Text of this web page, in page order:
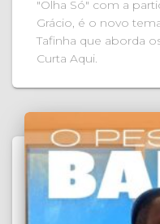
"Olha Só" com a
Grácio, é o novo
Tafinha que aborda
Curta Aqui.